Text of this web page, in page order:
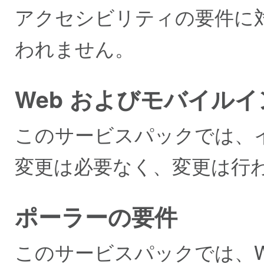
アクセシビリティの要件
われません。
Web およびモバイル
このサービスパックでは
変更は必要なく、変更は行
ポーラーの要件
このサービスパックでは、